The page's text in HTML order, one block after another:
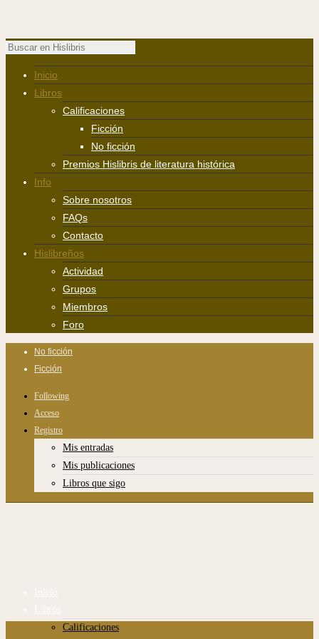
Inicio
Libros
Calificaciones
Ficción
No ficción
Premios Hislibris de literatura histórica
Info
Sobre nosotros
FAQs
Contacto
Hislibreños
Actividad
Grupos
Miembros
Foro
No ficción
Ficción
Following
Acceso
Registro
Mis entradas
Mis publicaciones
Libros que sigo
Inicio
Libros
Calificaciones